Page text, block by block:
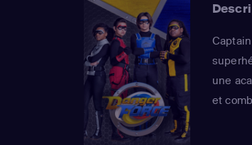
une
et